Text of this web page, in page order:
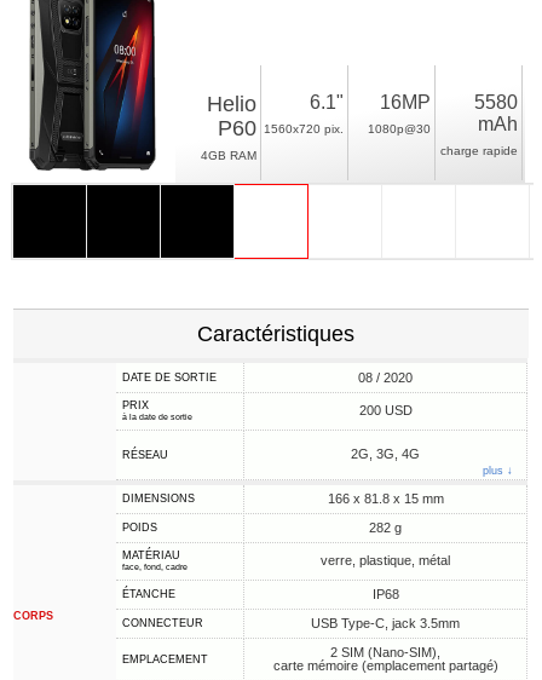
Helio
P60
4GB RAM
6.1"
1560x720 pix.
16MP
1080p@30
5580
mAh
charge rapide
Caractéristiques
DATE DE SORTIE 08 / 2020
PRIX
à la date de sortie 200 USD
RÉSEAU 2G, 3G, 4G
plus ↓
CORPS
DIMENSIONS 166 x 81.8 x 15 mm
POIDS 282 g
MATÉRIAU
face, fond, cadre verre, plastique, métal
ÉTANCHE IP68
CONNECTEUR USB Type-C, jack 3.5mm
EMPLACEMENT
2 SIM (Nano-SIM),
carte mémoire (emplacement partagé)